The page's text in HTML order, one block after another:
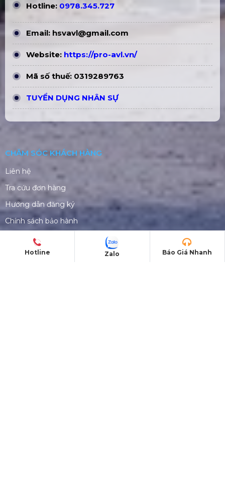
Hotline: 0978.345.727
Email: hsvavl@gmail.com
Website: https://pro-avl.vn/
Mã số thuế: 0319289763
TUYỂN DỤNG NHÂN SỰ
CHĂM SÓC KHÁCH HÀNG
Liên hệ
Tra cứu đơn hàng
Hướng dẫn đăng ký
Chính sách bảo hành
Chính sách bán hàng
Hotline Báo Giá Nhanh
Zalo